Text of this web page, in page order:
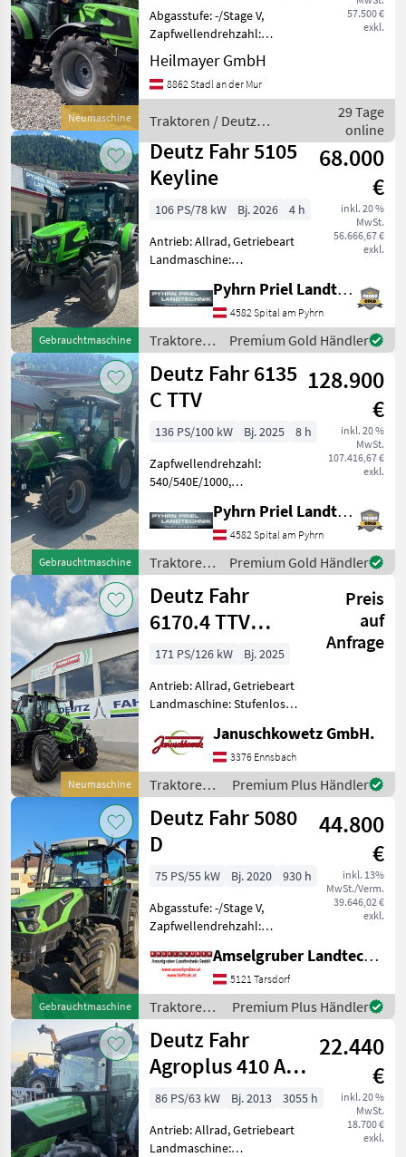
Neumaschine
57.500 €
exkl.
Abgasstufe: -/Stage V,
Zapfwellendrehzahl:
540/540E/1000/1000E,
Bolzengröße
Anhängevorrichtung (mm):
Höchstgeschwindigkeit in
km/h: 40 km/h, Getriebeart
Landmaschi
Heilmayer GmbH
8862 Stadl an der Mur
Traktoren / Deutz
Fahr
29 Tage
online
Gebrauchtmaschine
Deutz Fahr 5105
Keyline
68.000
€
inkl. 20 %
MwSt.
56.666,67 €
exkl.
106 PS/78 kW Bj. 2026
4 h
Antrieb: Allrad, Getriebeart
Landmaschine:
Plattform: Kabine,
Zapfwellendrehzahl:
540/540E/1000,
Höchstgeschwindigkeit in
km/h: 40 km/h, Aufladung:
Tu
Pyhrn Priel Landtechnik JPJ GmbH
4582 Spital am Pyhrn
Traktoren
/ Deutz
Fahr
Premium Gold Händler
Gebrauchtmaschine
Deutz Fahr 6135
C TTV
128.900
€
inkl. 20 %
MwSt.
107.416,67 €
exkl.
136 PS/100 kW Bj. 2025
8 h
Zapfwellendrehzahl:
540/540E/1000,
Anhängevorrichtung (mm):
38mm, Aufladung:
Turbolader mit
Ladeluftkühlung,
Höchstgeschwindigkeit in
km/h: 50 km/h, Getriebe
Pyhrn Priel Landtechnik JPJ GmbH
4582 Spital am Pyhrn
Traktoren
/ Deutz
Fahr
Premium Gold Händler
Neumaschine
Deutz Fahr
6170.4 TTV
(Stage V)
Preis
auf
Anfrage
171 PS/126 kW
Bj. 2025
Antrieb: Allrad, Getriebeart
Landmaschine: Stufenloses
Zapfwellendrehzahl:
540/540E/1000/1000E,
Höchstgeschwindigkeit in
km/h: 40 km/h, Aufla
Januschkowetz GmbH.
3376 Ennsbach
Traktoren /
Deutz Fahr
Premium Plus Händler
Gebrauchtmaschine
Deutz Fahr 5080
D
44.800
€
inkl. 13%
MwSt./Verm.
39.646,02 €
exkl.
75 PS/55 kW Bj. 2020
930 h
Abgasstufe: -/Stage V,
Zapfwellendrehzahl:
Bolzengröße
Anhängevorrichtung (mm):
32mm, Aufladung:
Turbolader mit
Ladeluftkühlung,
Höchstgeschwindigkeit in
Amselgruber Landtechnik GmbH
5121 Tarsdorf
Traktoren /
Deutz Fahr
Premium Plus Händler
Deutz Fahr
Agroplus 410 A
Europa
22.440
€
inkl. 20 %
MwSt.
18.700 €
exkl.
86 PS/63 kW Bj. 2013
3055 h
Antrieb: Allrad, Getriebeart
Landmaschine: